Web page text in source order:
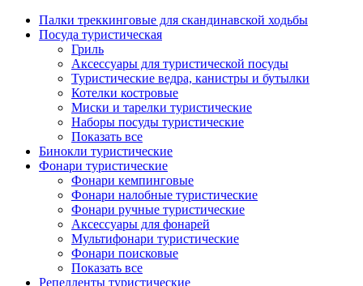
Палки треккинговые для скандинавской ходьбы
Посуда туристическая
Гриль
Аксессуары для туристической посуды
Туристические ведра, канистры и бутылки
Котелки костровые
Миски и тарелки туристические
Наборы посуды туристические
Показать все
Бинокли туристические
Фонари туристические
Фонари кемпинговые
Фонари налобные туристические
Фонари ручные туристические
Аксессуары для фонарей
Мультифонари туристические
Фонари поисковые
Показать все
Репелленты туристические